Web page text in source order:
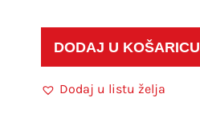
DODAJ U KOŠARICU
Dodaj u listu želja